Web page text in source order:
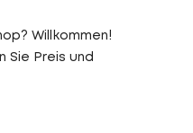
Willkommen!
Sie Preis und